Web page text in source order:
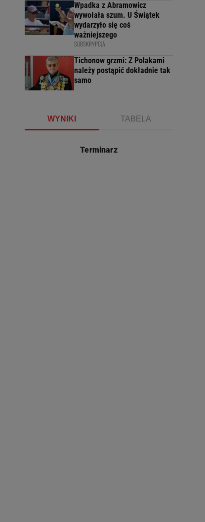
Wpadka z Abramowicz
wywołała szum. U Świątek
wydarzyło się coś
ważniejszego
SUBSKRYPCJA
Tichonow grzmi: Z Polakami
należy postąpić dokładnie tak
samo
WYNIKI TABELA
Terminarz